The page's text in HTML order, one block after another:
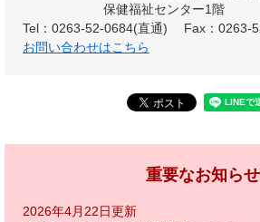
保健福祉センター1階
Tel：0263-52-0684(直通)
Fax：0263-
お問い合わせはこちら
重要なお知らせ
2026年4月22日更新